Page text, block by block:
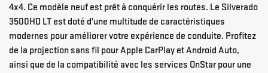
4x4. Ce modèle neuf est prêt à conquérir les routes. Le Silverado
3500HD LT est doté d'une multitude de caractéristiques
modernes pour améliorer votre expérience de conduite. Profitez
de la projection sans fil pour Apple CarPlay et Android Auto,
ainsi que de la compatibilité avec les services OnStar pour une